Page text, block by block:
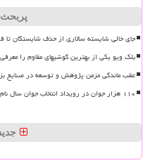
پربحث
جای خالی شایسته سالاری از حذف شایستگان تا
بلک ویو یکی از بهترین گوشیهای مقاوم را
عقب ماندگی مزمن پژوهش و توسعه در صنایع
۱۱۰ هزار جوان در رویداد انتخاب جوان سال نام نویسی کردند